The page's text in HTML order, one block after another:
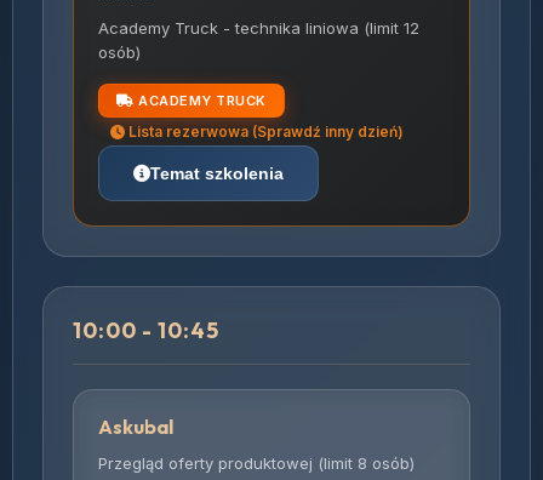
Academy Truck - technika liniowa (limit 12
osób)
ACADEMY TRUCK
Lista rezerwowa (Sprawdź inny dzień)
Temat szkolenia
10:00 - 10:45
Askubal
Przegląd oferty produktowej (limit 8 osób)